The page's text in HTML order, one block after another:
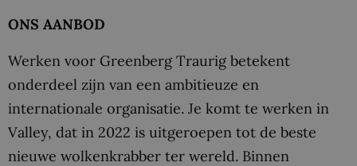
ONS AANBOD
Werken voor Greenberg Traurig betekent
onderdeel zijn van een ambitieuze en
internationale organisatie. Je komt te werken in
Valley, dat in 2022 is uitgeroepen tot de beste
nieuwe wolkenkrabber ter wereld. Binnen